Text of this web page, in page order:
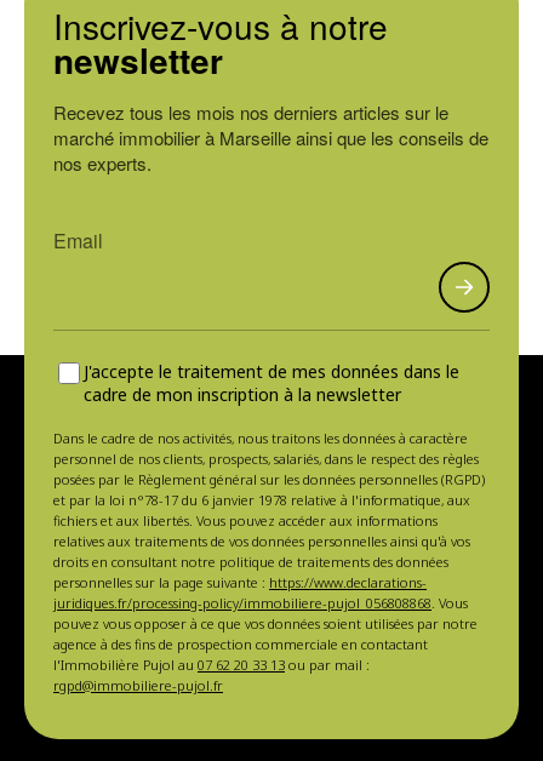
Inscrivez-vous à notre
newsletter
Recevez tous les mois nos derniers articles sur le
marché immobilier à Marseille ainsi que les conseils de
nos experts.
J'accepte le traitement de mes données dans le
cadre de mon inscription à la newsletter
Dans le cadre de nos activités, nous traitons les données à caractère
personnel de nos clients, prospects, salariés, dans le respect des règles
posées par le Règlement général sur les données personnelles (RGPD)
et par la loi n°78-17 du 6 janvier 1978 relative à l'informatique, aux
fichiers et aux libertés. Vous pouvez accéder aux informations
relatives aux traitements de vos données personnelles ainsi qu'à vos
droits en consultant notre politique de traitements des données
personnelles sur la page suivante : https://www.declarations-
juridiques.fr/processing-policy/immobiliere-pujol_056808868. Vous
pouvez vous opposer à ce que vos données soient utilisées par notre
agence à des fins de prospection commerciale en contactant
l'Immobilière Pujol au 07 62 20 33 13 ou par mail :
rgpd@immobiliere-pujol.fr